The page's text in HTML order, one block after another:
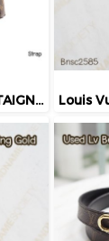
Louis Vuitton MONTAIGNE BB MONOGRAM 2014